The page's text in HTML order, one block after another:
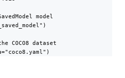
model
COCO8 dataset